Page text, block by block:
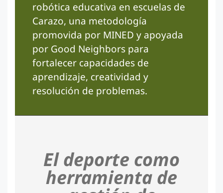
robótica educativa en escuelas de
Carazo, una metodología
promovida por MINED y apoyada
por Good Neighbors para
fortalecer capacidades de
aprendizaje, creatividad y
resolución de problemas.
El deporte como
herramienta de